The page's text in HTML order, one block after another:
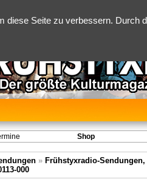
diese Seite zu verbessern.
Shop
» Frühstyxradio-
000